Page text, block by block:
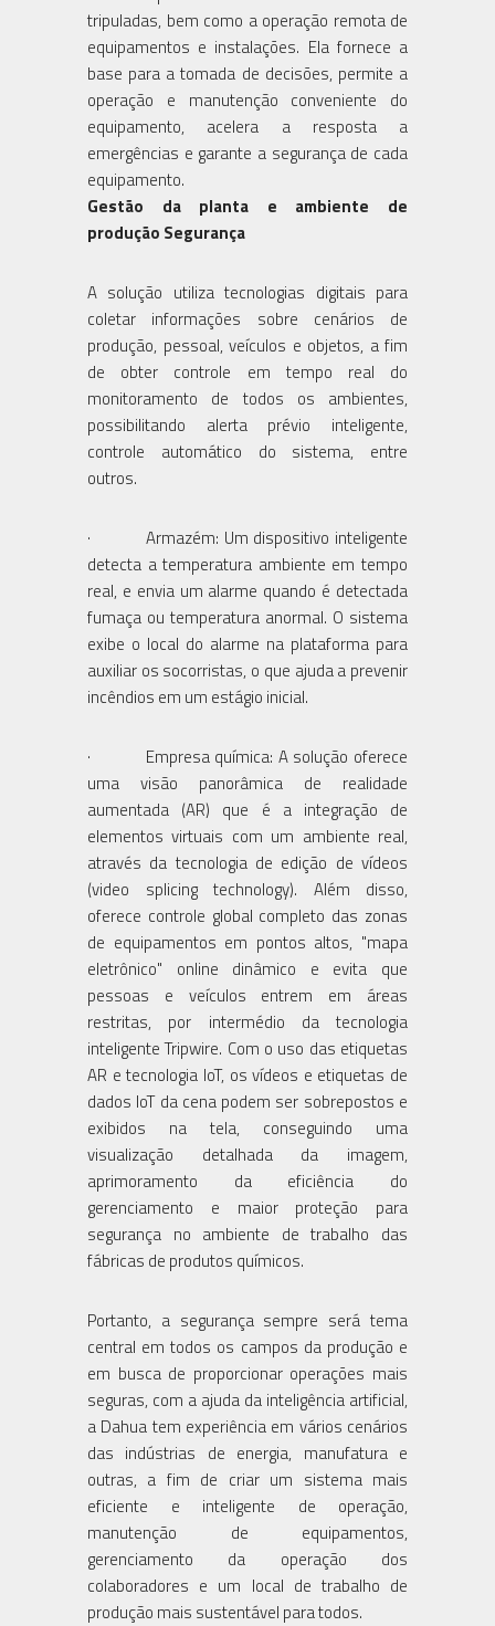
tripuladas, bem como a operação remota de
equipamentos e instalações. Ela fornece a
base para a tomada de decisões, permite a
operação e manutenção conveniente do
equipamento, acelera a resposta a
emergências e garante a segurança de cada
equipamento.
Gestão da planta e ambiente de
produção Segurança
A solução utiliza tecnologias digitais para
coletar informações sobre cenários de
produção, pessoal, veículos e objetos, a fim
de obter controle em tempo real do
monitoramento de todos os ambientes,
possibilitando alerta prévio inteligente,
controle automático do sistema, entre
outros.
· Armazém: Um dispositivo inteligente
detecta a temperatura ambiente em tempo
real, e envia um alarme quando é detectada
fumaça ou temperatura anormal. O sistema
exibe o local do alarme na plataforma para
auxiliar os socorristas, o que ajuda a prevenir
incêndios em um estágio inicial.
· Empresa química: A solução oferece
uma visão panorâmica de realidade
aumentada (AR) que é a integração de
elementos virtuais com um ambiente real,
através da tecnologia de edição de vídeos
(video splicing technology). Além disso,
oferece controle global completo das zonas
de equipamentos em pontos altos, "mapa
eletrônico" online dinâmico e evita que
pessoas e veículos entrem em áreas
restritas, por intermédio da tecnologia
inteligente Tripwire. Com o uso das etiquetas
AR e tecnologia IoT, os vídeos e etiquetas de
dados IoT da cena podem ser sobrepostos e
exibidos na tela, conseguindo uma
visualização detalhada da imagem,
aprimoramento da eficiência do
gerenciamento e maior proteção para
segurança no ambiente de trabalho das
fábricas de produtos químicos.
Portanto, a segurança sempre será tema
central em todos os campos da produção e
em busca de proporcionar operações mais
seguras, com a ajuda da inteligência artificial,
a Dahua tem experiência em vários cenários
das indústrias de energia, manufatura e
outras, a fim de criar um sistema mais
eficiente e inteligente de operação,
manutenção de equipamentos,
gerenciamento da operação dos
colaboradores e um local de trabalho de
produção mais sustentável para todos.